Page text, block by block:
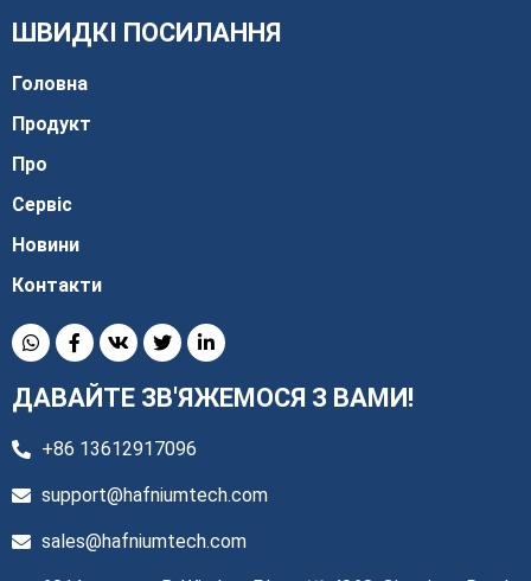
ШВИДКІ ПОСИЛАННЯ
Головна
Продукт
Про
Сервіс
Новини
Контакти
ДАВАЙТЕ ЗВ'ЯЖЕМОСЯ З ВАМИ!
+86 13612917096
support@hafniumtech.com
sales@hafniumtech.com